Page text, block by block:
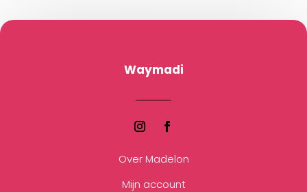
Waymadi
Over Madelon
Mijn account